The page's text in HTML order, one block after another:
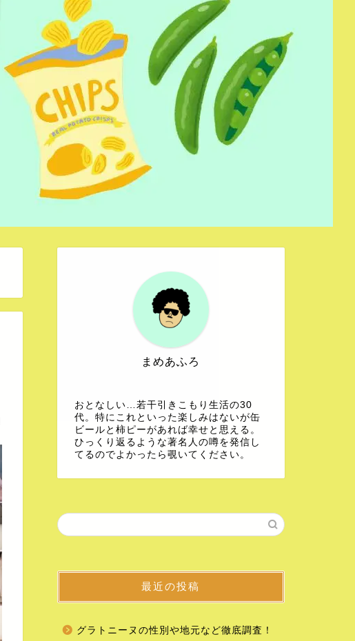
まめあふろ
おとなしい…若干引きこもり生活の30
代。特にこれといった楽しみはないが缶
ビールと柿ピーがあれば幸せと思える。
ひっくり返るような著名人の噂を発信し
てるのでよかったら覗いてください。
最近の投稿
グラトニーヌの性別や地元など徹底調査！